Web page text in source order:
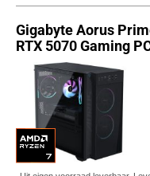
Gigabyte Aorus
RTX 5070 Gaming